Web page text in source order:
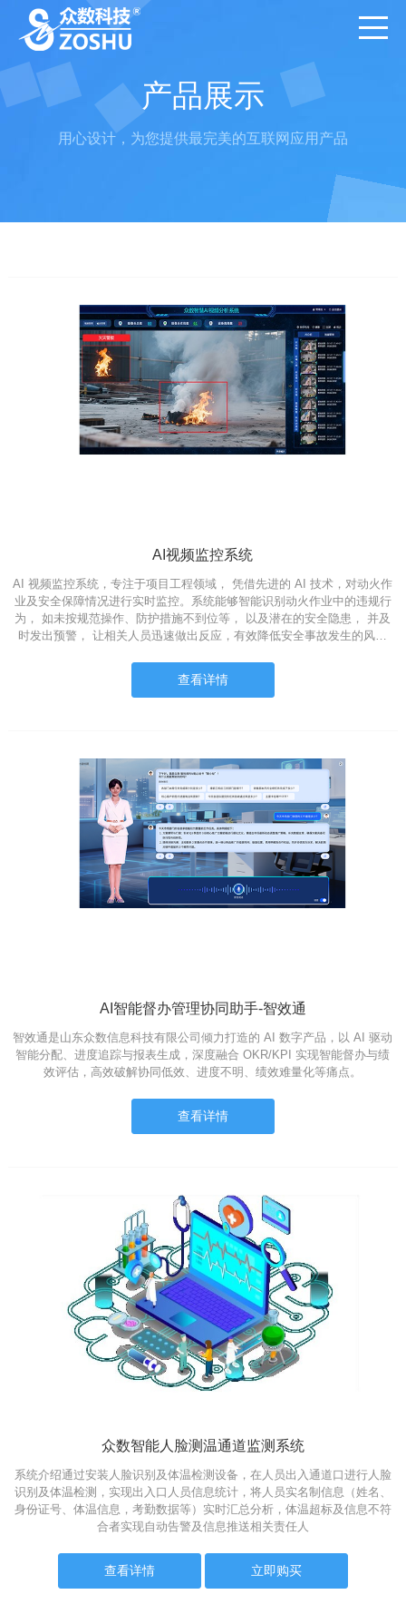
产品展示
用心设计，为您提供最完美的互联网应用产品
AI视频监控系统
AI 视频监控系统，专注于项目工程领域， 凭借先进的 AI 技术，对动火作
业及安全保障情况进行实时监控。系统能够智能识别动火作业中的违规行
为， 如未按规范操作、防护措施不到位等， 以及潜在的安全隐患， 并及
时发出预警， 让相关人员迅速做出反应，有效降低安全事故发生的风…
查看详情
AI智能督办管理协同助手-智效通
智效通是山东众数信息科技有限公司倾力打造的 AI 数字产品，以 AI 驱动
智能分配、进度追踪与报表生成，深度融合 OKR/KPI 实现智能督办与绩
效评估，高效破解协同低效、进度不明、绩效难量化等痛点。
查看详情
众数智能人脸测温通道监测系统
系统介绍通过安装人脸识别及体温检测设备，在人员出入通道口进行人脸
识别及体温检测，实现出入口人员信息统计，将人员实名制信息（姓名、
身份证号、体温信息，考勤数据等）实时汇总分析，体温超标及信息不符
合者实现自动告警及信息推送相关责任人
查看详情 立即购买